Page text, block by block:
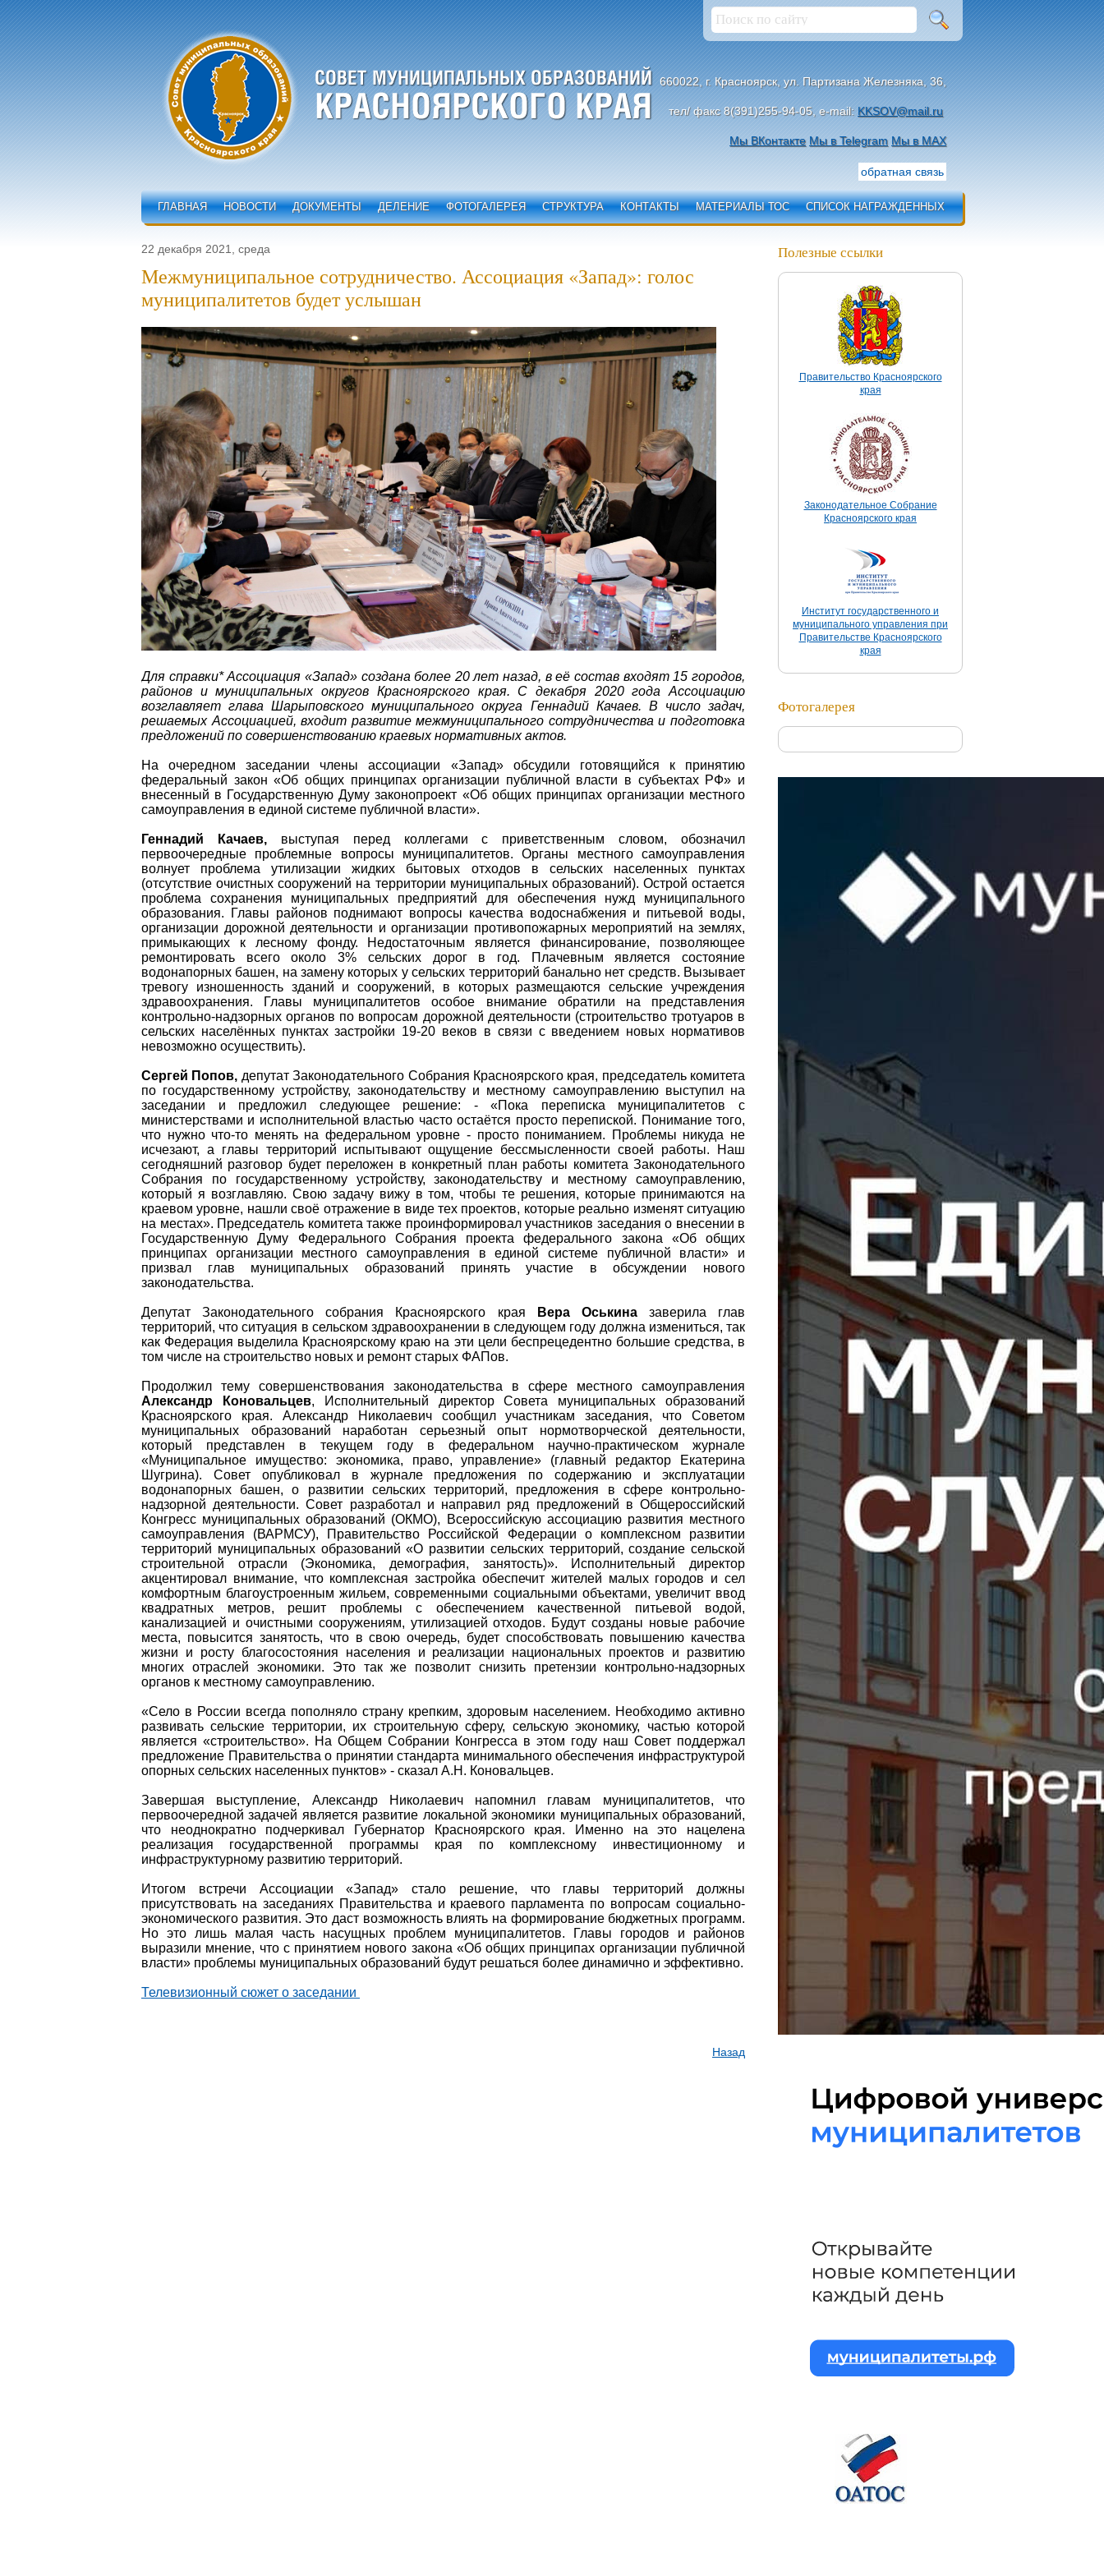
660022, г. Красноярск, ул. Партизана Железняка, 36,
тел/ факс 8(391)255-94-05, e-mail: KKSOV@mail.ru
Мы ВКонтакте Мы в Telegram Мы в МАХ
обратная связь
ГЛАВНАЯ НОВОСТИ ДОКУМЕНТЫ ДЕЛЕНИЕ ФОТОГАЛЕРЕЯ СТРУКТУРА КОНТАКТЫ МАТЕРИАЛЫ ТОС СПИСОК НАГРАЖДЕННЫХ
22 декабря 2021, среда
Межмуниципальное сотрудничество. Ассоциация «Запад»: голос
муниципалитетов будет услышан
Для справки* Ассоциация «Запад» создана более 20 лет назад, в её состав входят 15 городов,
районов и муниципальных округов Красноярского края. С декабря 2020 года Ассоциацию
возглавляет глава Шарыповского муниципального округа Геннадий Качаев. В число задач,
решаемых Ассоциацией, входит развитие межмуниципального сотрудничества и подготовка
предложений по совершенствованию краевых нормативных актов.
На очередном заседании члены ассоциации «Запад» обсудили готовящийся к принятию
федеральный закон «Об общих принципах организации публичной власти в субъектах РФ» и
внесенный в Государственную Думу законопроект «Об общих принципах организации местного
самоуправления в единой системе публичной власти».
Геннадий Качаев,выступая перед коллегами с приветственным словом, обозначил
первоочередные проблемные вопросы муниципалитетов. Органы местного самоуправления
волнует проблема утилизации жидких бытовых отходов в сельских населенных пунктах
(отсутствие очистных сооружений на территории муниципальных образований). Острой остается
проблема сохранения муниципальных предприятий для обеспечения нужд муниципального
образования. Главы районов поднимают вопросы качества водоснабжения и питьевой воды,
организации дорожной деятельности и организации противопожарных мероприятий на землях,
примыкающих к лесному фонду. Недостаточным является финансирование, позволяющее
ремонтировать всего около 3% сельских дорог в год. Плачевным является состояние
водонапорных башен, на замену которых у сельских территорий банально нет средств. Вызывает
тревогу изношенность зданий и сооружений, в которых размещаются сельские учреждения
здравоохранения. Главы муниципалитетов особое внимание обратили на представления
контрольно-надзорных органов по вопросам дорожной деятельности (строительство тротуаров в
сельских населённых пунктах застройки 19-20 веков в связи с введением новых нормативов
невозможно осуществить).
Сергей Попов, депутат Законодательного Собрания Красноярского края, председатель комитета
по государственному устройству, законодательству и местному самоуправлению выступил на
заседании и предложил следующее решение: - «Пока переписка муниципалитетов с
министерствами и исполнительной властью часто остаётся просто перепиской. Понимание того,
что нужно что-то менять на федеральном уровне - просто пониманием. Проблемы никуда не
исчезают, а главы территорий испытывают ощущение бессмысленности своей работы. Наш
сегодняшний разговор будет переложен в конкретный план работы комитета Законодательного
Собрания по государственному устройству, законодательству и местному самоуправлению,
который я возглавляю. Свою задачу вижу в том, чтобы те решения, которые принимаются на
краевом уровне, нашли своё отражение в виде тех проектов, которые реально изменят ситуацию
на местах». Председатель комитета также проинформировал участников заседания о внесении в
Государственную Думу Федерального Собрания проекта федерального закона «Об общих
принципах организации местного самоуправления в единой системе публичной власти» и
призвал глав муниципальных образований принять участие в обсуждении нового
законодательства.
Депутат Законодательного собрания Красноярского края Вера Оськиназаверила глав
территорий, что ситуация в сельском здравоохранении в следующем году должна измениться, так
как Федерация выделила Красноярскому краю на эти цели беспрецедентно большие средства, в
том числе на строительство новых и ремонт старых ФАПов.
Продолжил тему совершенствования законодательства в сфере местного самоуправления
Александр Коновальцев, Исполнительный директор Совета муниципальных образований
Красноярского края. Александр Николаевич сообщил участникам заседания, что Советом
муниципальных образований наработан серьезный опыт нормотворческой деятельности,
который представлен в текущем году в федеральном научно-практическом журнале
«Муниципальное имущество: экономика, право, управление» (главный редактор Екатерина
Шугрина). Совет опубликовал в журнале предложения по содержанию и эксплуатации
водонапорных башен, о развитии сельских территорий, предложения в сфере контрольно-
надзорной деятельности. Совет разработал и направил ряд предложений в Общероссийский
Конгресс муниципальных образований (ОКМО), Всероссийскую ассоциацию развития местного
самоуправления (ВАРМСУ), Правительство Российской Федерации о комплексном развитии
территорий муниципальных образований «О развитии сельских территорий, создание сельской
строительной отрасли (Экономика, демография, занятость)». Исполнительный директор
акцентировал внимание, что комплексная застройка обеспечит жителей малых городов и сел
комфортным благоустроенным жильем, современными социальными объектами, увеличит ввод
квадратных метров, решит проблемы с обеспечением качественной питьевой водой,
канализацией и очистными сооружениям, утилизацией отходов. Будут созданы новые рабочие
места, повысится занятость, что в свою очередь, будет способствовать повышению качества
жизни и росту благосостояния населения и реализации национальных проектов и развитию
многих отраслей экономики. Это так же позволит снизить претензии контрольно-надзорных
органов к местному самоуправлению.
«Село в России всегда пополняло страну крепким, здоровым населением. Необходимо активно
развивать сельские территории, их строительную сферу, сельскую экономику, частью которой
является «строительство». На Общем Собрании Конгресса в этом году наш Совет поддержал
предложение Правительства о принятии стандарта минимального обеспечения инфраструктурой
опорных сельских населенных пунктов» - сказал А.Н. Коновальцев.
Завершая выступление, Александр Николаевич напомнил главам муниципалитетов, что
первоочередной задачей является развитие локальной экономики муниципальных образований,
что неоднократно подчеркивал Губернатор Красноярского края. Именно на это нацелена
реализация государственной программы края по комплексному инвестиционному и
инфраструктурному развитию территорий.
Итогом встречи Ассоциации «Запад» стало решение, что главы территорий должны
присутствовать на заседаниях Правительства и краевого парламента по вопросам социально-
экономического развития. Это даст возможность влиять на формирование бюджетных программ.
Но это лишь малая часть насущных проблем муниципалитетов. Главы городов и районов
выразили мнение, что с принятием нового закона «Об общих принципах организации публичной
власти» проблемы муниципальных образований будут решаться более динамично и эффективно.
Телевизионный сюжет о заседании
Назад
Полезные ссылки
Правительство Красноярского
края
Законодательное Собрание
Красноярского края
Институт государственного и
муниципального управления при
Правительстве Красноярского
края
Фотогалерея